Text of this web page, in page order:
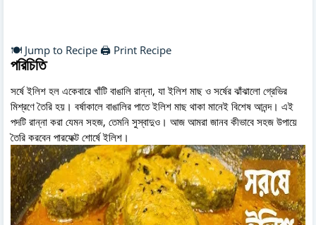
🍽️ Jump to Recipe 🖨️ Print Recipe
পরিচিতি
সর্ষে ইলিশ হল একেবারে খাঁটি বাঙালি রান্না, যা ইলিশ মাছ ও সর্ষের ঝাঁঝালো গ্রেভির
মিশ্রণে তৈরি হয়। বর্ষাকালে বাঙালির পাতে ইলিশ মাছ থাকা মানেই বিশেষ আনন্দ। এই
পদটি রান্না করা যেমন সহজ, তেমনি সুস্বাদুও। আজ আমরা জানব কীভাবে সহজ উপায়ে
তৈরি করবেন পারফেক্ট শোর্ষে ইলিশ।